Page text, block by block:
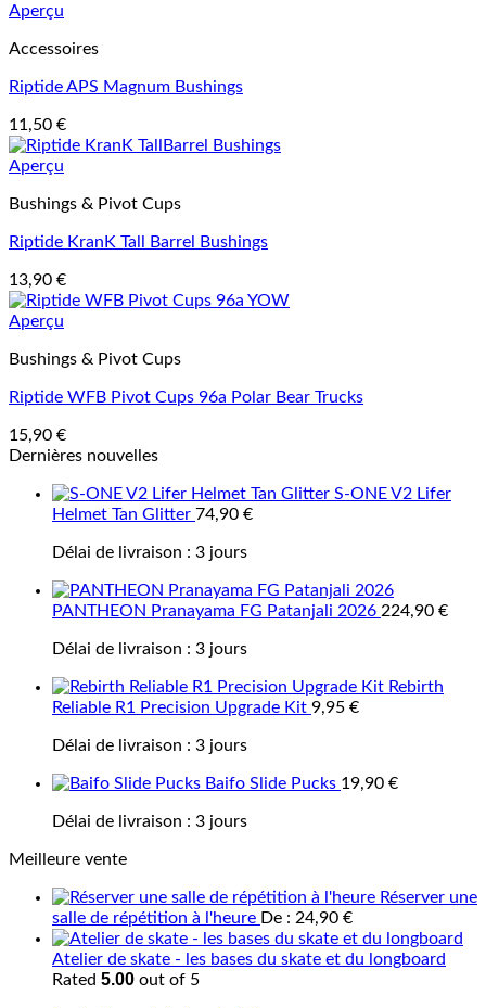
Aperçu
Accessoires
Riptide APS Magnum Bushings
11,50 €
Aperçu
Bushings & Pivot Cups
Riptide KranK Tall Barrel Bushings
13,90 €
Aperçu
Bushings & Pivot Cups
Riptide WFB Pivot Cups 96a Polar Bear Trucks
15,90 €
Dernières nouvelles
S-ONE V2 Lifer
Helmet Tan Glitter 74,90 €
Délai de livraison : 3 jours
PANTHEON Pranayama FG Patanjali 2026 224,90 €
Délai de livraison : 3 jours
Rebirth
Reliable R1 Precision Upgrade Kit 9,95 €
Délai de livraison : 3 jours
Baifo Slide Pucks 19,90 €
Délai de livraison : 3 jours
Meilleure vente
Réserver une
salle de répétition à l'heure De : 24,90 €
Atelier de skate - les bases du skate et du longboard
Rated 5.00 out of 5